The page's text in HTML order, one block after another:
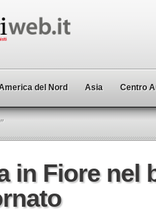
del Nord Asia Centro
in Fiore nel